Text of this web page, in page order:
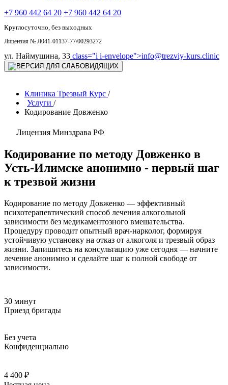
+7 960 442 64 20 +7 960 442 64 20
Круглосуточно, без выходных
Лицензия № Л041-01137-77/00293272
ул. Наймушина, 33 class="i i-envelope">info@trezviy-kurs.clinic
Клиника Трезвый Курс /
Услуги /
Кодирование Довженко
Лицензия Минздрава РФ
Кодирование по методу Довженко в
Усть-Илимске анонимно - первый шаг
к трезвой жизни
Кодирование по методу Довженко — эффективный
психотерапевтический способ лечения алкогольной
зависимости без медикаментозного вмешательства.
Процедуру проводит опытный врач-нарколог, формируя
устойчивую установку на отказ от алкоголя и трезвый образ
жизни. Запишитесь на консультацию уже сегодня — начните
лечение анонимно и сделайте шаг к полной свободе от
зависимости.
30 минут
Приезд бригады
Без учета
Конфиденциально
4 400 ₽